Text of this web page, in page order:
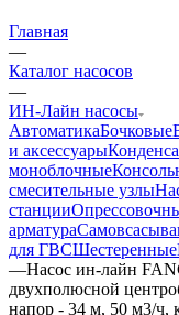
Главная
—
Каталог насосов
—
ИН-Лайн насосы
АвтоматикаБочковые
и аксессуары
моноблочные
смесительные узлы
станции
арматура
для ГВСШестеренные
—Насос ин-лайн
двухполюсной
напор - 34 м, 50 м3/ч,